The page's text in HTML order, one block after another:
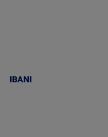
IBANI